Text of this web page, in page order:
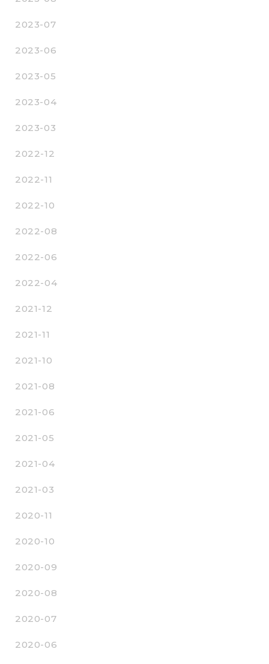
2023-07
2023-06
2023-05
2023-04
2023-03
2022-12
2022-11
2022-10
2022-08
2022-06
2022-04
2021-12
2021-11
2021-10
2021-08
2021-06
2021-05
2021-04
2021-03
2020-11
2020-10
2020-09
2020-08
2020-07
2020-06